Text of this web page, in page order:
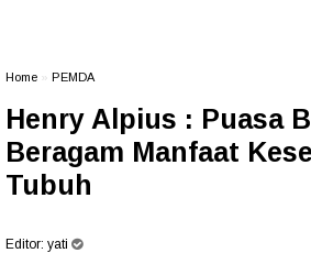
Home PEMDA
Henry Alpius : Puasa
Beragam Manfaat
Tubuh
Editor: yati